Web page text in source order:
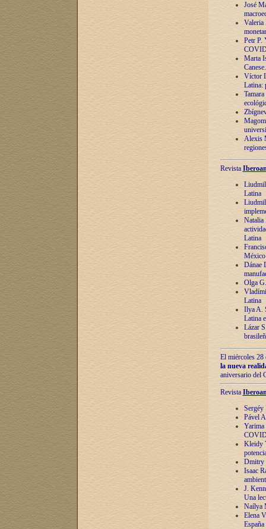
José
Valeria
Petr P.
Marta
Víctor
Latina:
Alexis
Revista
Latina
Natalia
Latina
México
Dánae
Olga
Latina
Ilya A.
Latina
Lázar
El miércoles 28
la nueva
aniversario del
Revista
Sergéy
Pável
Yarima
Kleidy
Dmitry
Isaac
J.
Una
Naílya
Elena
España